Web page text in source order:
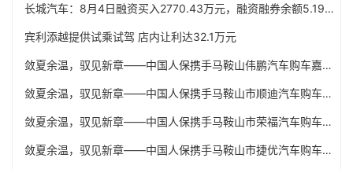
长城汽车：8月4日融资买入2770.43万元，融资融券余额5.19亿元
宾利添越提供试乘试驾 店内让利达32.1万元
敛夏余温，驭见新章——中国人保携手马鞍山伟鹏汽车购车嘉年华
敛夏余温，驭见新章——中国人保携手马鞍山市顺迪汽车购车嘉年华
敛夏余温，驭见新章——中国人保携手马鞍山市荣福汽车购车嘉年华
敛夏余温，驭见新章——中国人保携手马鞍山市捷优汽车购车嘉年华